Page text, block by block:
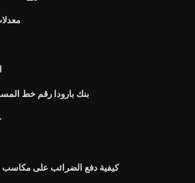
بنك بارودا رقم خط
كيفية دفع الضرائب على مكاسب